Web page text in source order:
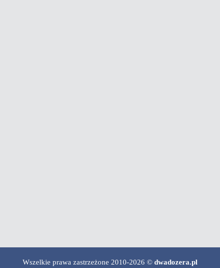
Wszelkie prawa zastrzeżone 2010-2026 © dwadozera.pl